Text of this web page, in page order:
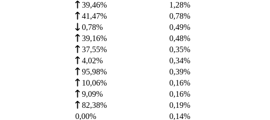
39,46% 1,28%
41,47% 0,78%
0,78% 0,49%
39,16% 0,48%
37,55% 0,35%
4,02% 0,34%
95,98% 0,39%
10,06% 0,16%
9,09% 0,16%
82,38% 0,19%
0,00% 0,14%